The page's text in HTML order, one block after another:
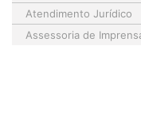
Atendimento Jurídico
Assessoria de